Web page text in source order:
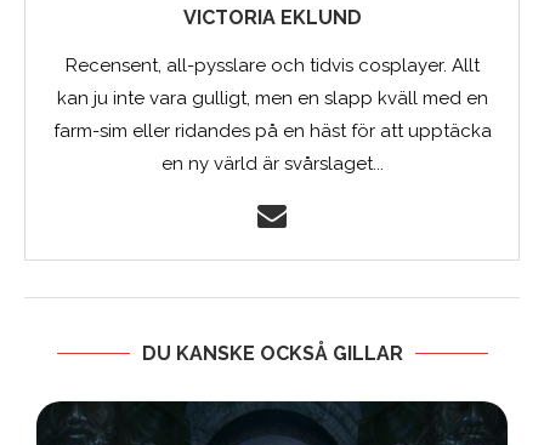
VICTORIA EKLUND
Recensent, all-pysslare och tidvis cosplayer. Allt
kan ju inte vara gulligt, men en slapp kväll med en
farm-sim eller ridandes på en häst för att upptäcka
en ny värld är svårslaget...
DU KANSKE OCKSÅ GILLAR